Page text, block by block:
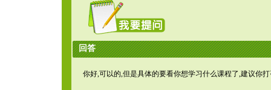
回答
你好,可以的,但是具体的要看你想学习什么课程了,建议你